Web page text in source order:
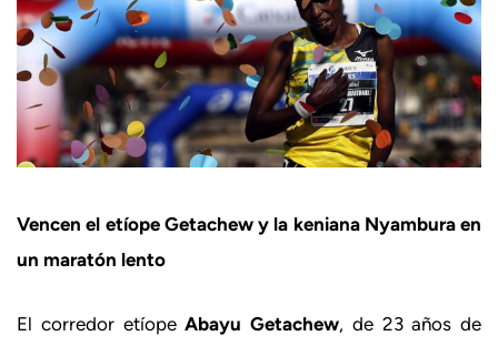
Vencen el etíope Getachew y la keniana Nyambura en
un maratón lento
El corredor etíopeAbayu Getachew, de 23 años de